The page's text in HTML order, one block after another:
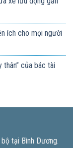
ích cho mọi người
của bác tài
tại Bình Dương.